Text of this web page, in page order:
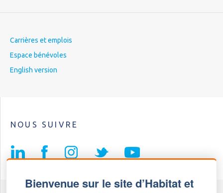
Bienvenue sur le site d’Habitat et
Carrières et emplois
Espace bénévoles
English version
NOUS SUIVRE